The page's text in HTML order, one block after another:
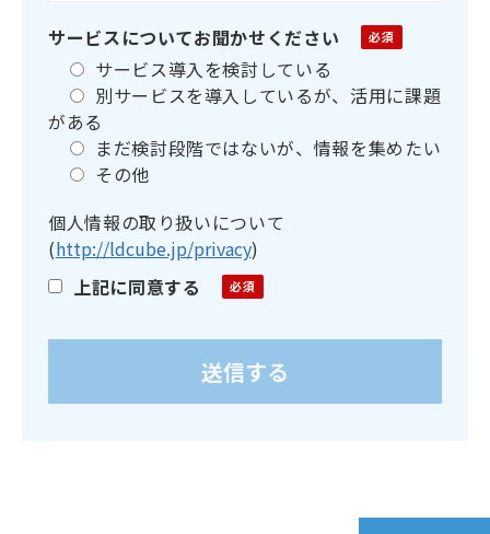
サービスについてお聞かせください
サービス導入を検討している
別サービスを導入しているが、活用に課題
がある
まだ検討段階ではないが、情報を集めたい
その他
個人情報の取り扱いについて
(http://ldcube.jp/privacy)
上記に同意する